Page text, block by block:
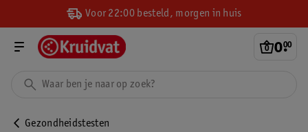
Voor 22:00 besteld, morgen in huis
0.
00
Gezondheidstesten